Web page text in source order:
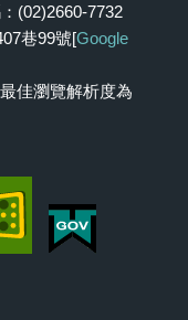
(02)2660-7732
巷99號[Google
佳瀏覽解析度為